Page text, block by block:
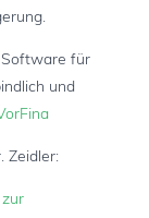
Software für
und
Zeidler: